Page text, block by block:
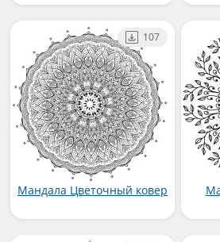
Мандала Цветочный ковер
107